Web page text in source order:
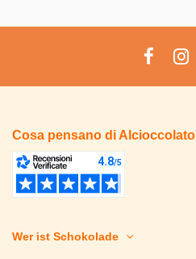
Cosa pensano di Alcioccolato
Wer ist Schokolade